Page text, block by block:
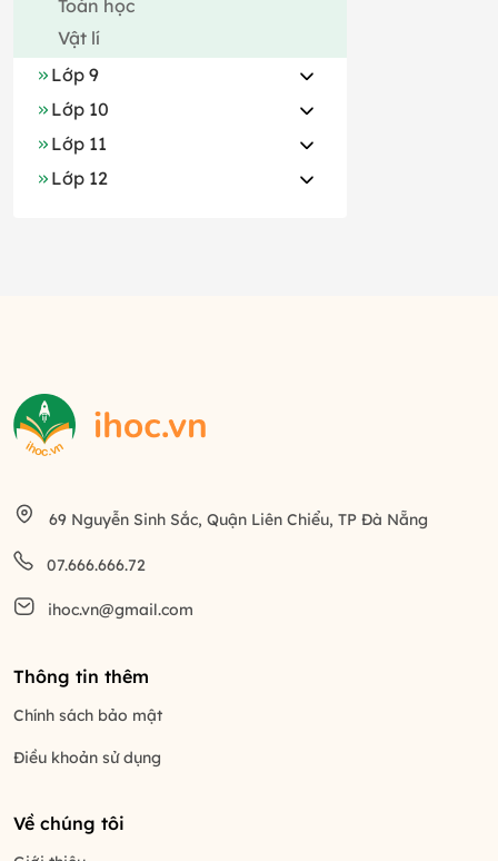
Toán học
Vật lí
Lớp 9
Lớp 10
Lớp 11
Lớp 12
69 Nguyễn Sinh Sắc, Quận Liên Chiểu, TP Đà Nẵng
07.666.666.72
ihoc.vn@gmail.com
Thông tin thêm
Chính sách bảo mật
Điều khoản sử dụng
Về chúng tôi